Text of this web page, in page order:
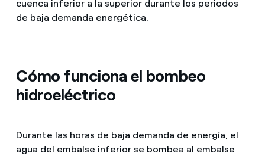
cuenca inferior a la superior durante los periodos
de baja demanda energética.
Cómo funciona el bombeo
hidroeléctrico
Durante las horas de baja demanda de energía, el
agua del embalse inferior se bombea al embalse